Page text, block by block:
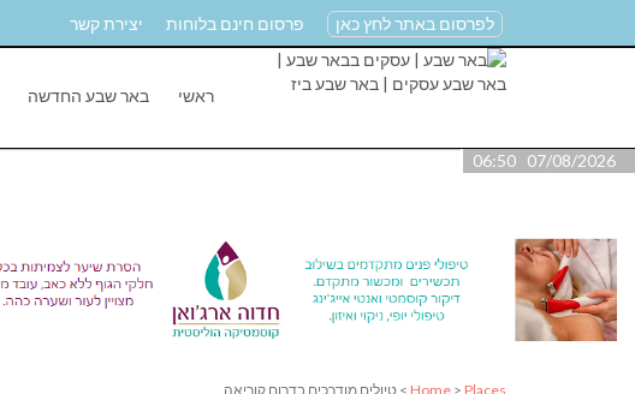
לפרסום באתר לחץ כאן פרסום חינם בלוחות יצירת קשר
ראשי באר שבע החדשה
07/08/2026 06:50
Home > Places > טיולים מודרכים בדרום קוריאה